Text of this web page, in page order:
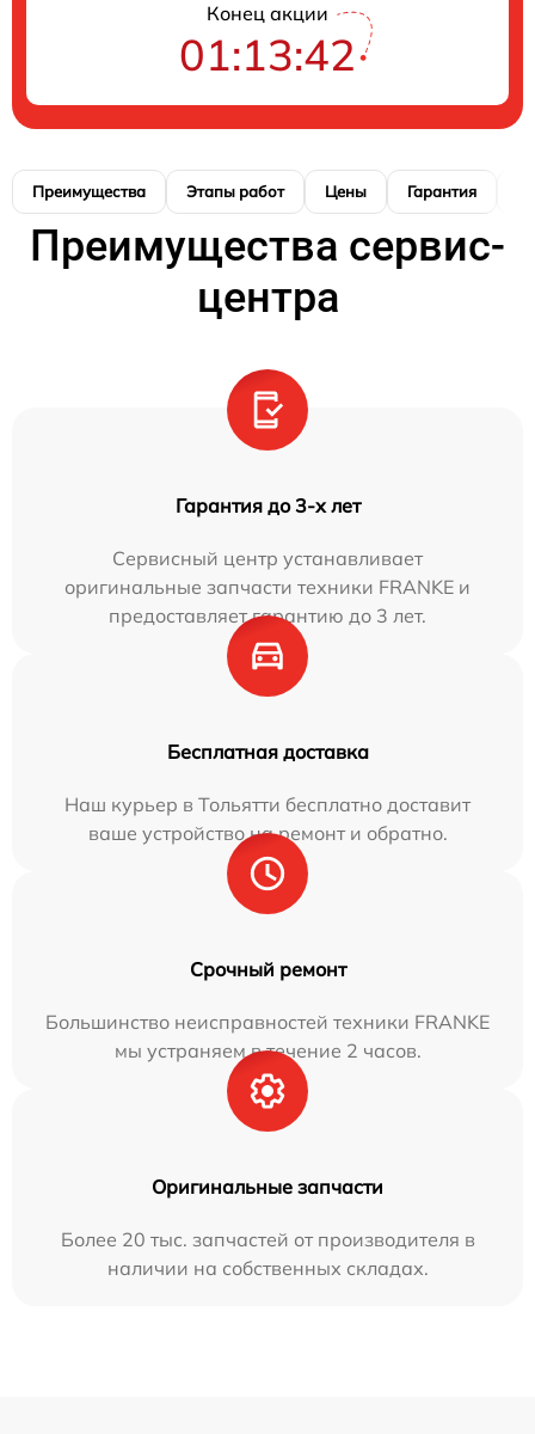
Конец акции
01:13:41
Преимущества Этапы работ Цены Гарантия
Преимущества сервис-
центра
Гарантия до 3-х лет
Сервисный центр устанавливает
оригинальные запчасти техники FRANKE и
предоставляет гарантию до 3 лет.
Бесплатная доставка
Наш курьер в Тольятти бесплатно доставит
ваше устройство на ремонт и обратно.
Срочный ремонт
Большинство неисправностей техники FRANKE
мы устраняем в течение 2 часов.
Оригинальные запчасти
Более 20 тыс. запчастей от производителя в
наличии на собственных складах.